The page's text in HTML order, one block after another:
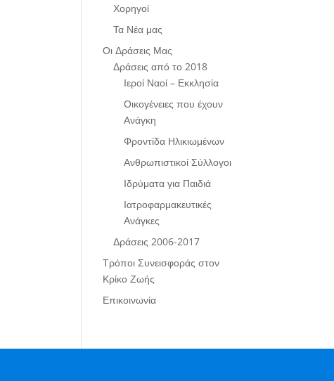
Χορηγοί
Τα Νέα μας
Οι Δράσεις Μας
Δράσεις από το 2018
Ιεροί Ναοί – Εκκλησία
Οικογένειες που έχουν
Ανάγκη
Φροντίδα Ηλικιωμένων
Ανθρωπιστικοί Σύλλογοι
Ιδρύματα για Παιδιά
Ιατροφαρμακευτικές
Ανάγκες
Δράσεις 2006-2017
Τρόποι Συνεισφοράς στον
Κρίκο Ζωής
Επικοινωνία